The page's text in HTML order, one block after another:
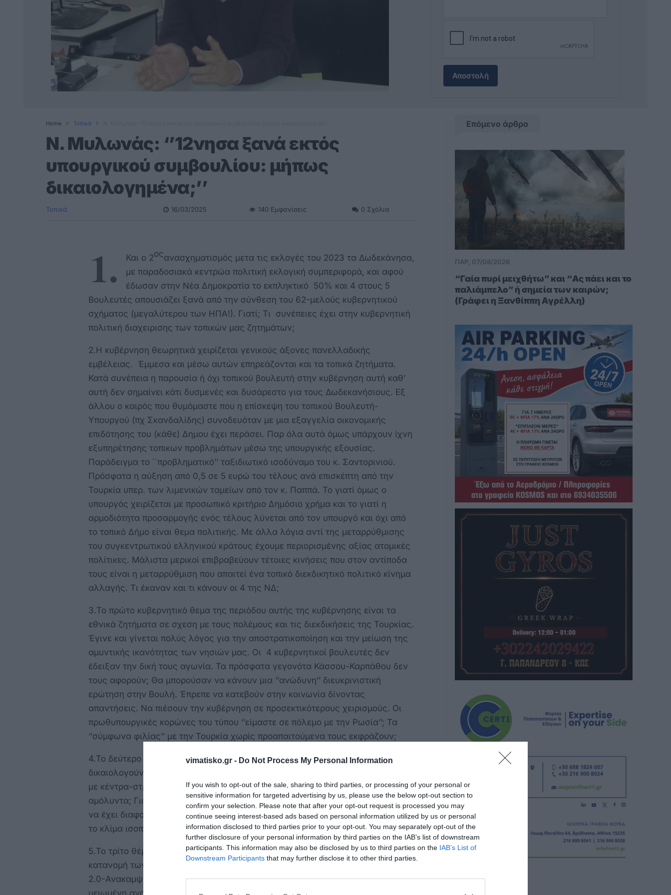
vimatisko.gr - Do Not Process My Personal Information
If you wish to opt-out of the sale, sharing to third parties, or processing of your personal or
sensitive information for targeted advertising by us, please use the below opt-out section to
confirm your selection. Please note that after your opt-out request is processed you may
continue seeing interest-based ads based on personal information utilized by us or personal
information disclosed to third parties prior to your opt-out. You may separately opt-out of the
further disclosure of your personal information by third parties on the IAB’s list of downstream
participants. This information may also be disclosed by us to third parties on the IAB’s List of
Downstream Participants that may further disclose it to other third parties.
Αποστολή
Home Τοπικά
Ν. Μυλωνάς: ‘’12νησα ξανά εκτός
υπουργικού συμβουλίου: μήπως
δικαιολογημένα;’’
Τοπικά 16/03/2025 140 Εμφανίσεις 0 Σχόλια
1. Και ο 2οςανασχηματισμός μετα τις εκλογές του 2023 τα Δωδεκάνησα,
με παραδοσιακά κεντρώα πολιτική εκλογική συμπεριφορά, και αφού
έδωσαν στην Νέα Δημοκρατία το εκπληκτικό 50% και 4 στους 5
Βουλευτές απουσιάζει ξανά από την σύνθεση του 62-μελούς κυβερνητικού
σχήματος (μεγαλύτερου των ΗΠΑ!). Γιατί; Τι συνέπειες έχει στην κυβερνητική
πολιτική διαχειρισης των τοπικών μας ζητημάτων;
2.Η κυβέρνηση θεωρητικά χειρίζεται γενικούς άξονες πανελλαδικής
εμβέλειας. Έμμεσα και μέσω αυτών επηρεάζονται και τα τοπικά ζητήματα.
Κατά συνέπεια η παρουσία ή όχι τοπικού βουλευτή στην κυβέρνηση αυτή καθ’
αυτή δεν σημαίνει κάτι δυσμενές και δυσάρεστο για τους Δωδεκανήσιους. Εξ
άλλου ο καιρός που θυμόμαστε που η επίσκεψη του τοπικού Βουλευτή-
Υπουργού (πχ Σκανδαλίδης) συνοδευόταν με μια εξαγγελία οικονομικής
επιδότησης του (κάθε) Δημου έχει περάσει. Παρ όλα αυτά όμως υπάρχουν ίχνη
εξυπηρέτησης τοπικων προβλημάτων μέσω της υπουργικής εξουσίας.
Παράδειγμα το ΄΄προβληματικό’’ ταξιδιωτικό ισοδύναμο του κ. Σαντορινιού.
Πρόσφατα η αύξηση από 0,5 σε 5 ευρώ του τέλους ανά επισκέπτη από την
Τουρκία υπερ. των λιμενικών ταμείων από τον κ. Παππά. Το γιατί όμως ο
υπουργός χειρίζεται με προσωπικό κριτήριο Δημόσιο χρήμα και το γιατί η
αρμοδιότητα προσαρμογής ενός τέλους λύνεται από τον υπουργό και όχι από
το τοπικό Δήμο είναι θεμα πολιτικής. Με άλλα λόγια αντί της μεταρρύθμισης
του συγκεντρωτικού ελληνικού κράτους έχουμε περιορισμένης αξίας ατομικές
πολίτικες. Μάλιστα μερικοί επιβραβεύουν τέτοιες κινήσεις που στον αντίποδα
τους είναι η μεταρρύθμιση που απαιτεί ένα τοπικό διεκδικητικό πολιτικό κίνημα
αλλαγής. Τι έκαναν και τι κάνουν οι 4 της ΝΔ;
3.Το πρώτο κυβερνητικό θεμα της περιόδου αυτής της κυβέρνησης είναι τα
εθνικά ζητήματα σε σχεση με τους πολέμους και τις διεκδικήσεις της Τουρκίας.
Έγινε και γίνεται πολύς λόγος για την αποστρατικοποίηση και την μείωση της
αμυντικής ικανότητας των νησιών μας. Οι 4 κυβερνητικοί βουλευτές δεν
έδειξαν την δική τους αγωνία. Τα πρόσφατα γεγονότα Κάσσου-Καρπάθου δεν
τους αφορούν; Θα μπορούσαν να κάνουν μια ‘’ανώδυνη’’ διευκρινιστική
ερώτηση στην Βουλή. Έπρεπε να κατεβούν στην κοινωνία δίνοντας
απαντήσεις. Να πιέσουν την κυβέρνηση σε προσεκτικότερους χειρισμούς. Οι
πρωθυπουργικές κορώνες του τύπου ‘’είμαστε σε πόλεμο με την Ρωσία’’; Τα
‘’σύμφωνα φιλίας’’ με την Τουρκία χωρίς προαπαιτούμενα τους εκφράζουν;
4.Το δεύτερο κυβερνητικό θεμα είναι το μεταναστευτικό-προσφυγικό. Πως
δικαιολογούν την κατάτμηση του νησιωτικού μας χώρου σε μολυσμένα νησιά
με κέντρα-στρατόπεδα διαχειρισης και μειωμένο ΦΠΑ με τα άσπιλα και
αμόλυντα; Γιατί η Ρόδος με 4-πλασια έκταση και καλύτερες υποδομές πρέπει
να έχει διαφορετική μεταχείριση από την Κω; Τι έχουν κάνει οι 4 Βουλευτές για
το κλίμα ισοπολιτείας-συνεργασίας στα νησιά μας;
5.Το τρίτο θέμα είναι το αναπτυξιακό. Ποια είναι η θέση των 4 της ΝΔ για την
κατανομή των χρηματοδοτήσεων στην Χώρα μας του προγράμματος Ελλάδα
2.0-Ανακαμψη-ανθεκτικότη όπου μια πρόχειρη ματιά και μόνο αποδεικνύει την
μειωμένη αναλογία με άλλες περιφέρειες και την μικρή τους έκταση σε σχεση
Επόμενο άρθρο
ΠΑΡ, 07/08/2026
“Γαία πυρί μειχθήτω” και “Ας πάει και το
παλιάμπελο” ή σημεία των καιρών;
(Γράφει η Ξανθίππη Αγρέλλη)